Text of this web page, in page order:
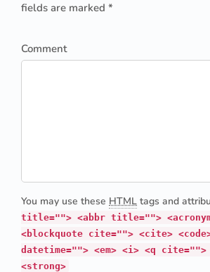
fields are marked *
Comment
You may use these HTML tags and
title=""> <abbr title="">
<blockquote cite=""> <cite>
datetime=""> <em> <i> <q
<strong>